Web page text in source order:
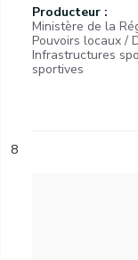
Producteur :
Ministère de la
Pouvoirs locaux /
Infrastructures
sportives
8